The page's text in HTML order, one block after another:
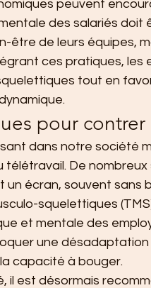
peuvent
des salariés doit
être de leurs équipes,
ces pratiques, les
tout en
pour
dans notre société
télétravail. De
un écran, souvent sans
squelettiques
et mentale des
une
capacité à bouger.
il est désormais